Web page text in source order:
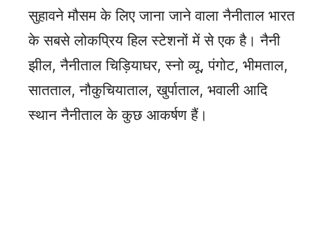
सुहावने मौसम के लिए जाना जाने वाला नैनीताल भारत
के सबसे लोकप्रिय हिल स्टेशनों में से एक है। नैनी
झील, नैनीताल चिड़ियाघर, स्नो व्यू, पंगोट, भीमताल,
सातताल, नौकुचियाताल, खुर्पाताल, भवाली आदि
स्थान नैनीताल के कुछ आकर्षण हैं।